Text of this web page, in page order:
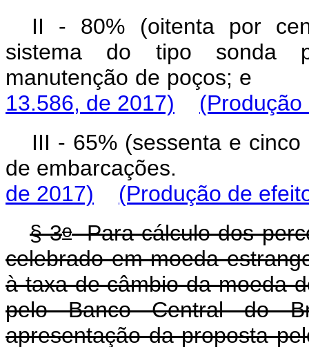
II - 80% (oitenta por
sistema do tipo sonda
manutenção de
13.586, de 2017)
III - 65% (sessenta e
de
de 2017)
(Produção de
§ 3oPara cálculo dos
celebrado em moeda
à taxa de câmbio da moeda
pelo Banco Central do
apresentação da proposta